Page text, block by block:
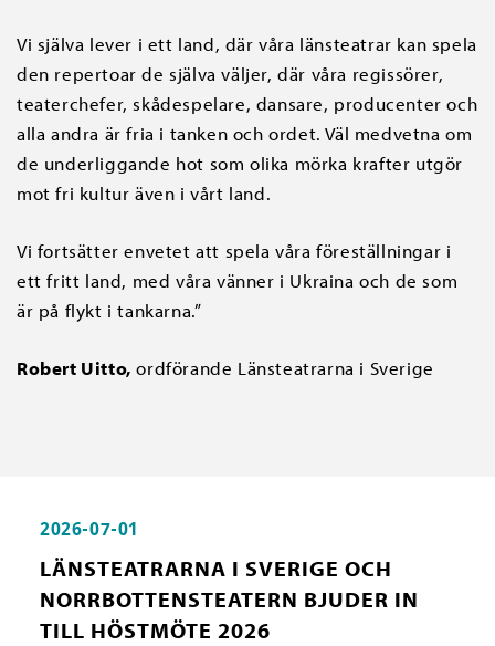
Vi själva lever i ett land, där våra länsteatrar kan spela
den repertoar de själva väljer, där våra regissörer,
teaterchefer, skådespelare, dansare, producenter och
alla andra är fria i tanken och ordet. Väl medvetna om
de underliggande hot som olika mörka krafter utgör
mot fri kultur även i vårt land.
Vi fortsätter envetet att spela våra föreställningar i
ett fritt land, med våra vänner i Ukraina och de som
är på flykt i tankarna.”
Robert Uitto, ordförande Länsteatrarna i Sverige
2026-07-01
LÄNSTEATRARNA I SVERIGE OCH
NORRBOTTENSTEATERN BJUDER IN
TILL HÖSTMÖTE 2026